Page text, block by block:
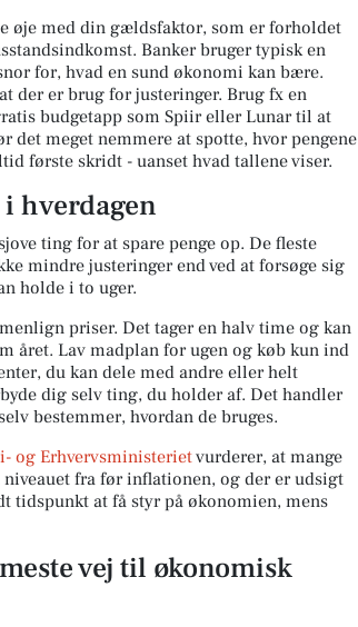
øje med din gældsfaktor, som er forholdet
Banker bruger typisk en
for, hvad en sund økonomi kan bære.
der er brug for justeringer. Brug fx en
budgetapp som Spiir eller Lunar til at
det meget nemmere at spotte, hvor pengene
første skridt - uanset hvad tallene viser.
hverdagen
ting for at spare penge op. De fleste
mindre justeringer end ved at forsøge sig
holde i to uger.
priser. Det tager en halv time og kan
året. Lav madplan for ugen og køb kun ind
du kan dele med andre eller helt
dig selv ting, du holder af. Det handler
bestemmer, hvordan de bruges.
og Erhvervsministerietvurderer, at mange
fra før inflationen, og der er udsigt
tidspunkt at få styr på økonomien, mens
vej til økonomisk
🚨 Vigtig besked til alle Weekend
FrAAdere 🚨 Er du en af dem, der
Åbn opslaget